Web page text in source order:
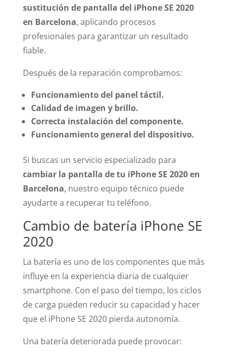
sustitución de pantalla del iPhone SE 2020
en Barcelona, aplicando procesos
profesionales para garantizar un resultado
fiable.
Después de la reparación comprobamos:
Funcionamiento del panel táctil.
Calidad de imagen y brillo.
Correcta instalación del componente.
Funcionamiento general del dispositivo.
Si buscas un servicio especializado para
cambiar la pantalla de tu iPhone SE 2020 en
Barcelona, nuestro equipo técnico puede
ayudarte a recuperar tu teléfono.
Cambio de batería iPhone SE
2020
La batería es uno de los componentes que más
influye en la experiencia diaria de cualquier
smartphone. Con el paso del tiempo, los ciclos
de carga pueden reducir su capacidad y hacer
que el iPhone SE 2020 pierda autonomía.
Una batería deteriorada puede provocar: